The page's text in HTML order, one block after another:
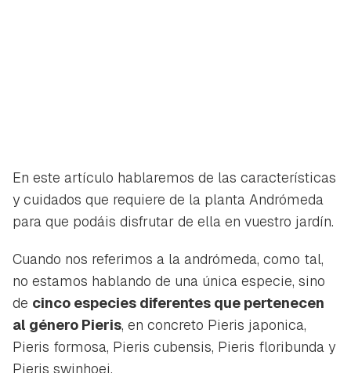
En este artículo hablaremos de las características
y cuidados que requiere de la planta Andrómeda
para que podáis disfrutar de ella en vuestro jardín.
Cuando nos referimos a la andrómeda, como tal,
no estamos hablando de una única especie, sino
de cinco especies diferentes que pertenecen
al género Pieris, en concreto Pieris japonica,
Pieris formosa, Pieris cubensis, Pieris floribunda y
Pieris swinhoei.